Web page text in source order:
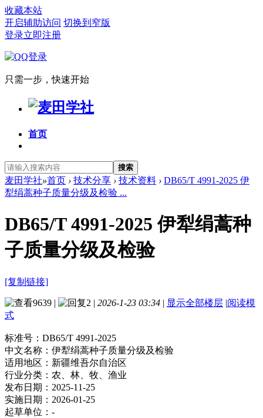
收藏本站
开启辅助访问 切换到窄版
登录立即注册
只需一步，快速开始
首页
搜索
麦田学社»首页 › 技术分享 › 技术资料 › DB65/T 4991-2025 伊
犁绢蒿种子质量分级及检验 ...
DB65/T 4991-2025 伊犁绢蒿种
子质量分级及检验
[复制链接]
9639 | 2 | 2026-1-23 03:34 | 显示全部楼层 |阅读模
式
标准号： DB65/T 4991-2025
中文名称： 伊犁绢蒿种子质量分级及检验
适用地区： 新疆维吾尔自治区
行业分类： 农、林、牧、渔业
发布日期： 2025-11-25
实施日期： 2026-01-25
起草单位： -